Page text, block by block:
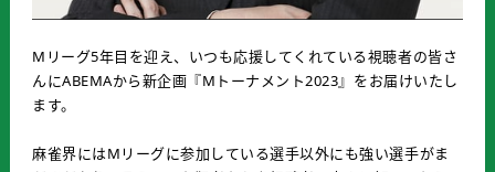
Mリーグ5年目を迎え、いつも応援してくれている視聴者の皆さ
んにABEMAから新企画『Mトーナメント2023』をお届けいたし
ます。
麻雀界にはMリーグに参加している選手以外にも強い選手がま